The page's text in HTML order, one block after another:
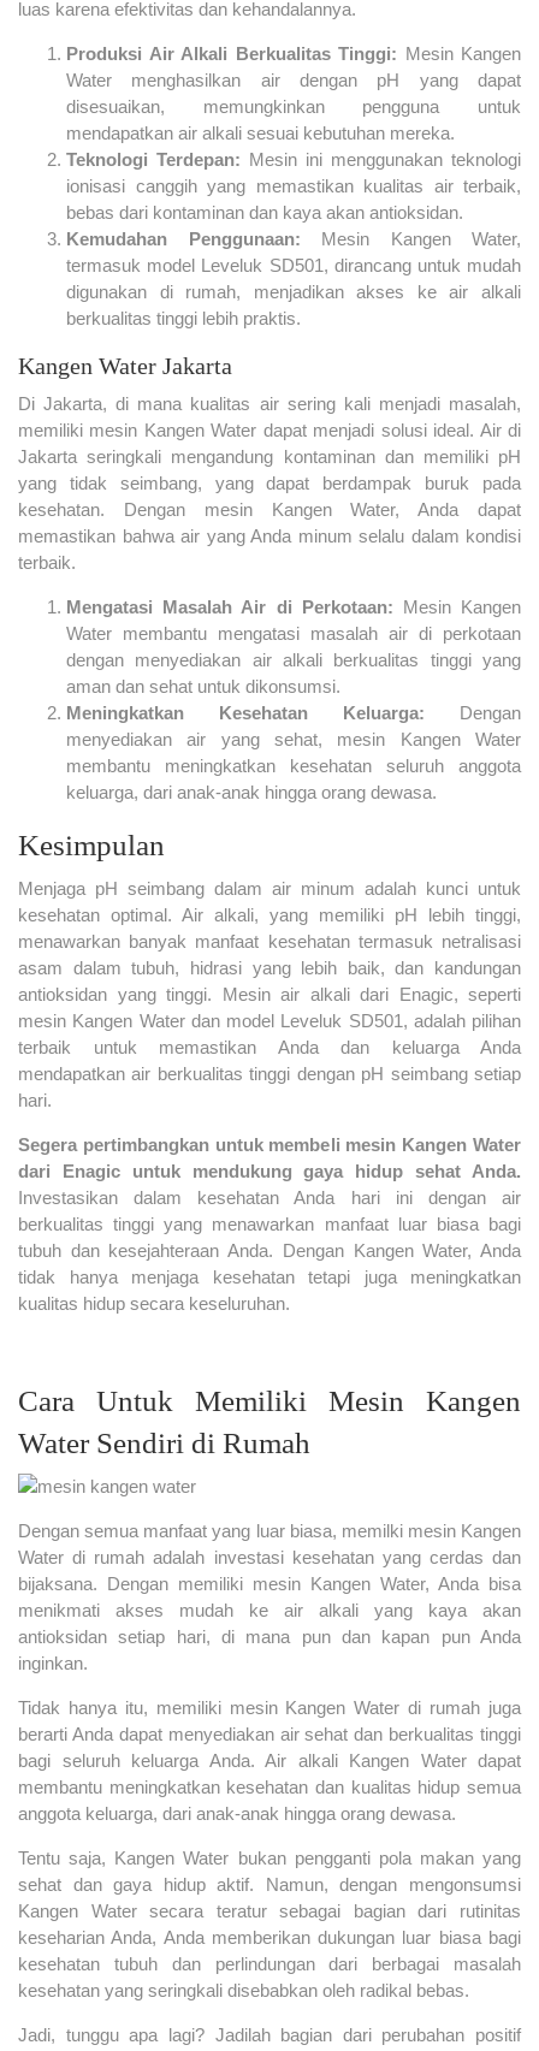
luas karena efektivitas dan kehandalannya.
Produksi Air Alkali Berkualitas Tinggi: Mesin Kangen
Water menghasilkan air dengan pH yang dapat
disesuaikan, memungkinkan pengguna untuk
mendapatkan air alkali sesuai kebutuhan mereka.
Teknologi Terdepan: Mesin ini menggunakan teknologi
ionisasi canggih yang memastikan kualitas air terbaik,
bebas dari kontaminan dan kaya akan antioksidan.
Kemudahan Penggunaan: Mesin Kangen Water,
termasuk model Leveluk SD501, dirancang untuk mudah
digunakan di rumah, menjadikan akses ke air alkali
berkualitas tinggi lebih praktis.
Kangen Water Jakarta
Di Jakarta, di mana kualitas air sering kali menjadi masalah,
memiliki mesin Kangen Water dapat menjadi solusi ideal. Air di
Jakarta seringkali mengandung kontaminan dan memiliki pH
yang tidak seimbang, yang dapat berdampak buruk pada
kesehatan. Dengan mesin Kangen Water, Anda dapat
memastikan bahwa air yang Anda minum selalu dalam kondisi
terbaik.
Mengatasi Masalah Air di Perkotaan: Mesin Kangen
Water membantu mengatasi masalah air di perkotaan
dengan menyediakan air alkali berkualitas tinggi yang
aman dan sehat untuk dikonsumsi.
Meningkatkan Kesehatan Keluarga: Dengan
menyediakan air yang sehat, mesin Kangen Water
membantu meningkatkan kesehatan seluruh anggota
keluarga, dari anak-anak hingga orang dewasa.
Kesimpulan
Menjaga pH seimbang dalam air minum adalah kunci untuk
kesehatan optimal. Air alkali, yang memiliki pH lebih tinggi,
menawarkan banyak manfaat kesehatan termasuk netralisasi
asam dalam tubuh, hidrasi yang lebih baik, dan kandungan
antioksidan yang tinggi. Mesin air alkali dari Enagic, seperti
mesin Kangen Water dan model Leveluk SD501, adalah pilihan
terbaik untuk memastikan Anda dan keluarga Anda
mendapatkan air berkualitas tinggi dengan pH seimbang setiap
hari.
Segera pertimbangkan untuk membeli mesin Kangen Water
dari Enagic untuk mendukung gaya hidup sehat Anda.
Investasikan dalam kesehatan Anda hari ini dengan air
berkualitas tinggi yang menawarkan manfaat luar biasa bagi
tubuh dan kesejahteraan Anda. Dengan Kangen Water, Anda
tidak hanya menjaga kesehatan tetapi juga meningkatkan
kualitas hidup secara keseluruhan.
Cara Untuk Memiliki Mesin Kangen
Water Sendiri di Rumah
Dengan semua manfaat yang luar biasa, memilki mesin Kangen
Water di rumah adalah investasi kesehatan yang cerdas dan
bijaksana. Dengan memiliki mesin Kangen Water, Anda bisa
menikmati akses mudah ke air alkali yang kaya akan
antioksidan setiap hari, di mana pun dan kapan pun Anda
inginkan.
Tidak hanya itu, memiliki mesin Kangen Water di rumah juga
berarti Anda dapat menyediakan air sehat dan berkualitas tinggi
bagi seluruh keluarga Anda. Air alkali Kangen Water dapat
membantu meningkatkan kesehatan dan kualitas hidup semua
anggota keluarga, dari anak-anak hingga orang dewasa.
Tentu saja, Kangen Water bukan pengganti pola makan yang
sehat dan gaya hidup aktif. Namun, dengan mengonsumsi
Kangen Water secara teratur sebagai bagian dari rutinitas
keseharian Anda, Anda memberikan dukungan luar biasa bagi
kesehatan tubuh dan perlindungan dari berbagai masalah
kesehatan yang seringkali disebabkan oleh radikal bebas.
Jadi, tunggu apa lagi? Jadilah bagian dari perubahan positif